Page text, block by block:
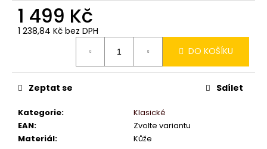
1 499 Kč
1 238,84 Kč bez DPH
DO KOŠÍKU
Kategorie:
Klasické
EAN:
Zvolte variantu
Materiál:
Kůže
Zeptat se Sdílet